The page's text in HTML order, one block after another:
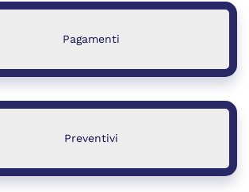
Pagamenti
Preventivi